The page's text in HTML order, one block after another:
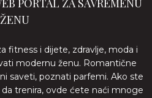
ŽENU
fitness i dijete, zdravlje, moda i
modernu ženu. Romantične
saveti, poznati parfemi. Ako ste
trenira, ovde ćete naći mnoge